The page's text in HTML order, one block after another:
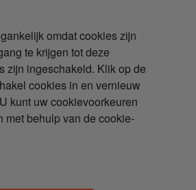
omdat cookies zijn
te krijgen tot deze
zijn ingeschakeld. Klik op de
cookies in en vernieuw
kunt uw cookievoorkeuren
met behulp van de cookie-